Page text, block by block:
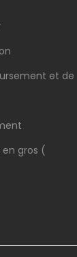
et de
en gros (